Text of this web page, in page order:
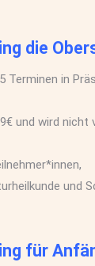
die
Terminen in
und wird
und
für